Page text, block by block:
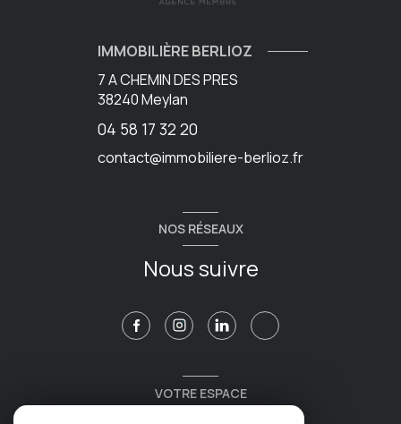
IMMOBILIÈRE BERLIOZ
7 A CHEMIN DES PRES
38240Meylan
04 58 17 32 20
contact@immobiliere-berlioz.fr
NOS RÉSEAUX
Nous suivre
VOTRE ESPACE